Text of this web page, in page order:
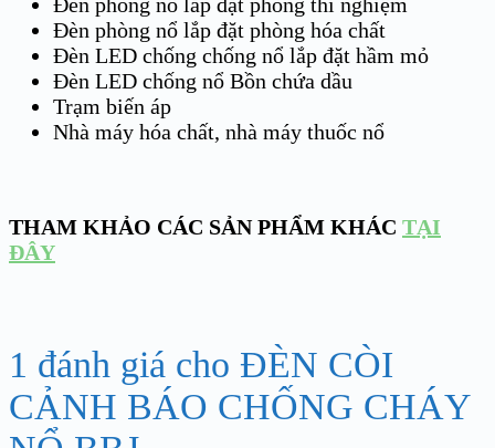
Đèn phòng nổ lắp đặt phòng hóa chất
Đèn LED chống chống nổ lắp đặt hầm mỏ
Đèn LED chống nổ Bồn chứa dầu
Trạm biến áp
Nhà máy hóa chất, nhà máy thuốc nổ
THAM KHẢO CÁC SẢN PHẨM KHÁC TẠI
ĐÂY
1 đánh giá cho ĐÈN CÒI
CẢNH BÁO CHỐNG CHÁY